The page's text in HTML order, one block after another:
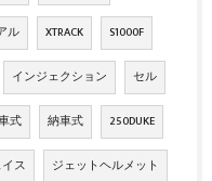
ル XTRACK S1000F
インジェクション セル
式 納車式 250DUKE
ス ジェットヘルメット